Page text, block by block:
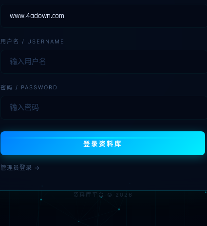
用户名 / USERNAME
密码 / PASSWORD
登录资料库
管理员登录 →
资料库平台 © 2026